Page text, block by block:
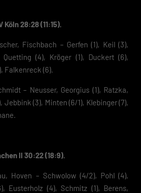
28:28 (11:15).
Fischbach – Gerfen (1), Keil (3),
(4), Kröger (1), Duckert (6),
Falkenreck (6).
– Neusser, Georgius (1), Ratzka,
Jebbink (3), Minten (6/1), Klebinger (7),
II 30:22 (18:9).
Hoven – Schwolow (4/2), Pohl (4),
Eusterholz (4), Schmitz (1), Berens,